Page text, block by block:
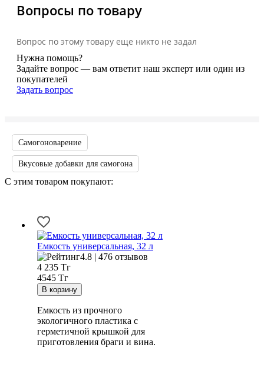
Вопросы по товару
Вопрос по этому товару еще никто не задал
Нужна помощь?
Задайте вопрос — вам ответит наш эксперт или один из
покупателей
Задать вопрос
Самогоноварение
Вкусовые добавки для самогона
С этим товаром покупают:
Емкость универсальная, 32 л
4.8 | 476 отзывов
4 235 Тг
4545 Тг
Емкость из прочного
экологичного пластика с
герметичной крышкой для
приготовления браги и вина.